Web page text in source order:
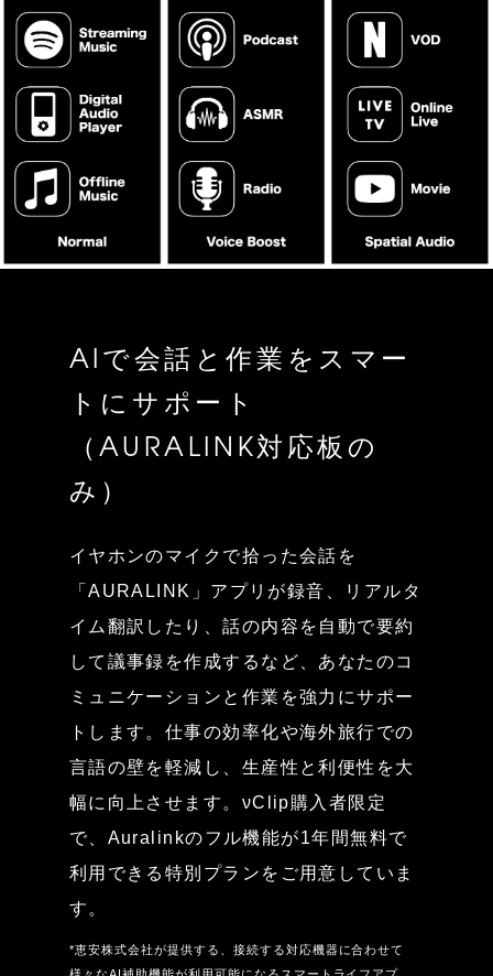
AIで会話と作業をスマー
トにサポート
（AURALINK対応板の
み）
イヤホンのマイクで拾った会話を
「AURALINK」アプリが録音、リアルタ
イム翻訳したり、話の内容を自動で要約
して議事録を作成するなど、あなたのコ
ミュニケーションと作業を強力にサポー
トします。仕事の効率化や海外旅行での
言語の壁を軽減し、生産性と利便性を大
幅に向上させます。νClip購入者限定
で、Auralinkのフル機能が1年間無料で
利用できる特別プランをご用意していま
す。
*恵安株式会社が提供する、接続する対応機器に合わせて